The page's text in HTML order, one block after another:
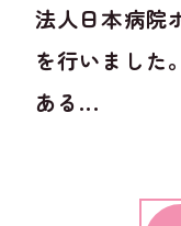
法人日本病院
を行いました
ある...